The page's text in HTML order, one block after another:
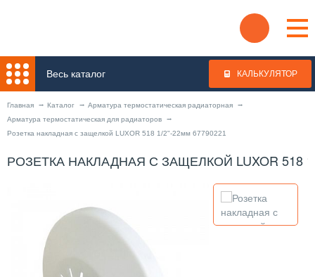
Весь каталог КАЛЬКУЛЯТОР
Главная Каталог
Арматура термостатическая радиаторная
Арматура термостатическая для радиаторов
Розетка накладная с защелкой LUXOR 518 1/2"-22мм 67790221
РОЗЕТКА НАКЛАДНАЯ С ЗАЩЕЛКОЙ LUXOR 518